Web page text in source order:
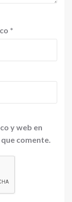
*
y web en
comente.